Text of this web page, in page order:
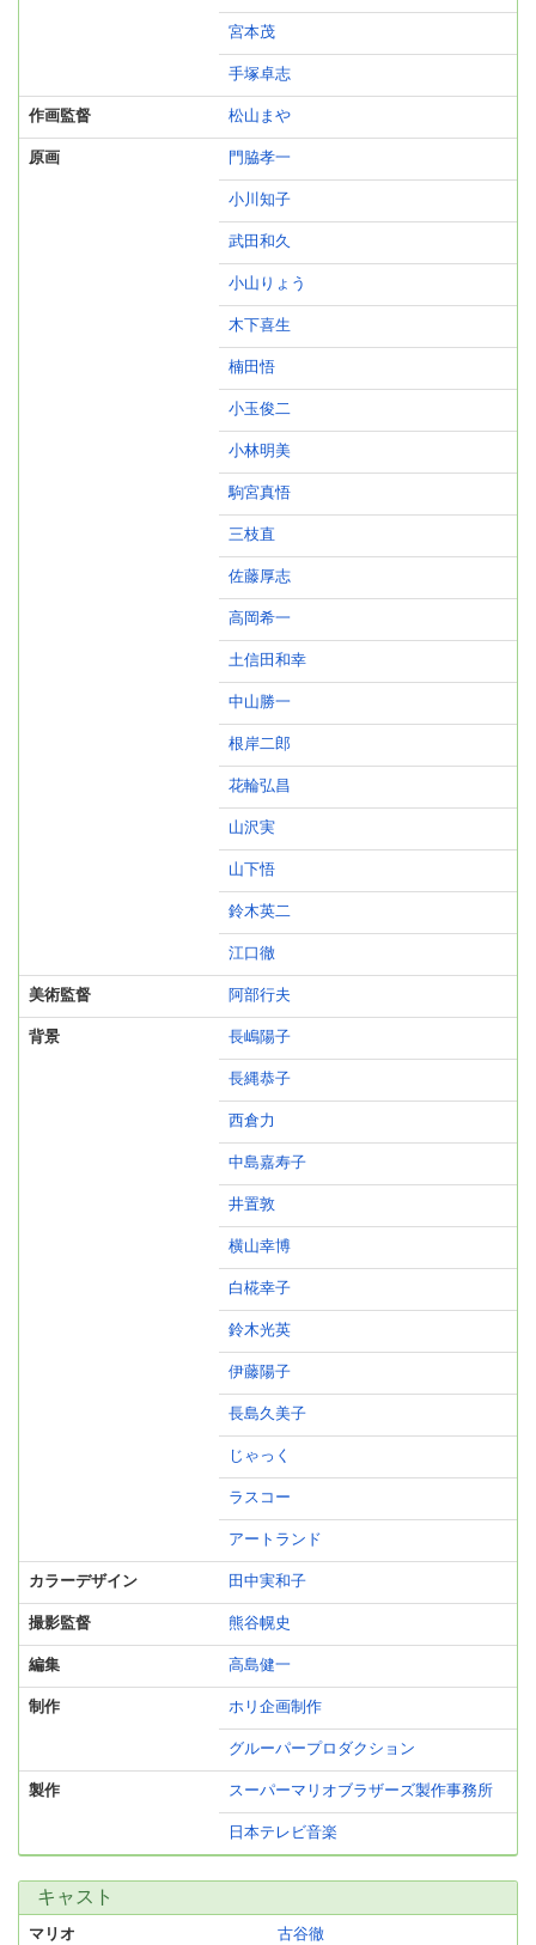
宮本茂
手塚卓志
作画監督 松山まや
原画 門脇孝一
小川知子
武田和久
小山りょう
木下喜生
楠田悟
小玉俊二
小林明美
駒宮真悟
三枝直
佐藤厚志
高岡希一
土信田和幸
中山勝一
根岸二郎
花輪弘昌
山沢実
山下悟
鈴木英二
江口徹
美術監督 阿部行夫
背景 長嶋陽子
長縄恭子
西倉力
中島嘉寿子
井置敦
横山幸博
白椛幸子
鈴木光英
伊藤陽子
長島久美子
じゃっく
ラスコー
アートランド
カラーデザイン 田中実和子
撮影監督 熊谷幌史
編集 高島健一
制作 ホリ企画制作
グルーパープロダクション
製作 スーパーマリオブラザーズ製作事務所
日本テレビ音楽
キャスト
マリオ 古谷徹